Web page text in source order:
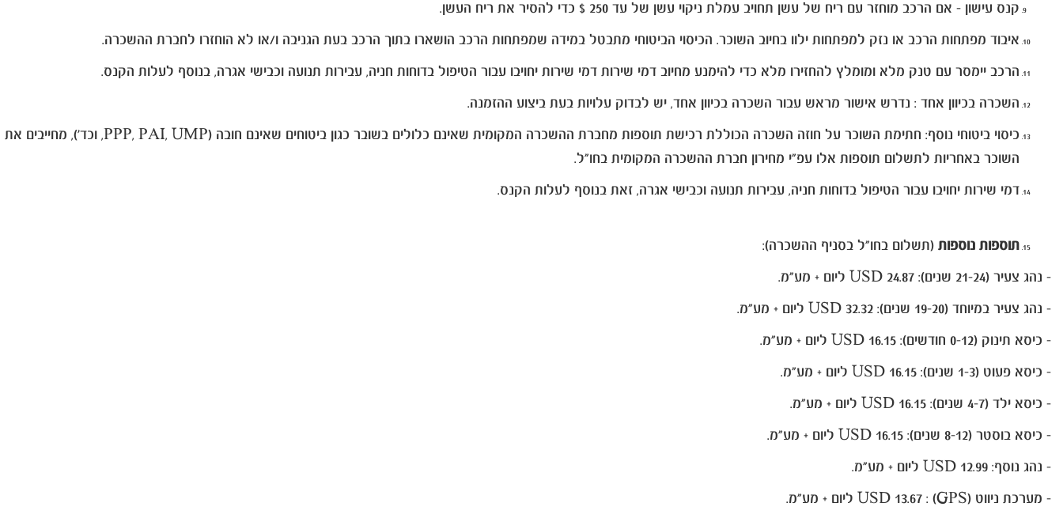
קנס עישון - אם הרכב מוחזר עם ריח של עשן תחויב עמלת ניקוי עשן של עד 250 $ כדי להסיר את ריח העשן.
איבוד מפתחות הרכב או נזק למפתחות ילוו בחיוב השוכר. הכיסוי הביטוחי מתבטל במידה שמפתחות הרכב הושארו בתוך הרכב בעת הגניבה ו/או לא הוחזרו לחברת ההשכרה.
הרכב יימסר עם טנק מלא ומומלץ להחזירו מלא כדי להימנע מחיוב דמי שירות דמי שירות יחויבו עבור הטיפול בדוחות חניה, עבירות תנועה וכבישי אגרה, בנוסף לעלות הקנס.
השכרה בכיוון אחד : נדרש אישור מראש עבור השכרה בכיוון אחד, יש לבדוק עלויות בעת ביצוע ההזמנה.
כיסוי ביטוחי נוסף: חתימת השוכר על חוזה השכרה הכוללת רכישת תוספות מחברת ההשכרה המקומית שאינם כלולים בשובר כגון ביטוחים שאינם חובה (PPP, PAI, UMP, וכד'), מחייבים את
השוכר באחריות לתשלום תוספות אלו עפ"י מחירון חברת ההשכרה המקומית בחו"ל.
דמי שירות יחויבו עבור הטיפול בדוחות חניה, עבירות תנועה וכבישי אגרה, זאת בנוסף לעלות הקנס.
תוספות נוספות (תשלום בחו"ל בסניף ההשכרה):
- נהג צעיר (21-24 שנים): 24.87 USD ליום + מע"מ.
- נהג צעיר במיוחד (19-20 שנים): 32
.32 USD ליום + מע"מ.
- כיסא תינוק (0-12 חודשים): 16.15 USD ליום + מע"מ.
- כיסא פעוט (1-3 שנים): 16.15 USD ליום + מע"מ.
- כיסא ילד (4-7 שנים): 16.15 USD ליום + מע"מ.
- כיסא בוסטר (8-12 שנים): 16.15 USD ליום + מע"מ.
- נהג נוסף: 12.99 USD ליום + מע"מ.
- מערכת ניווט (GPS) : USD 13.67 ליום + מע"מ.